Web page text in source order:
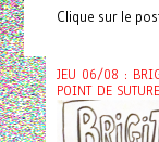
Clique sur le
JEU 06/08 :
POINT DE SUTURE